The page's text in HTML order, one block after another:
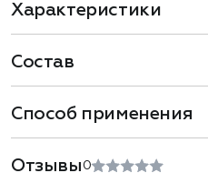
Характеристики
Состав
Способ применения
Отзывы 0